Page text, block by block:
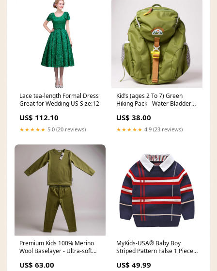
Lace tea-length Formal Dress
Great for Wedding US Size:12
US$ 112.10
★★★★★ 5.0 (20 reviews)
Kid’s (ages 2 To 7) Green
Hiking Pack - Water Bladder
Young Hikers WAYB
US$ 38.00
★★★★★ 4.9 (23 reviews)
Premium Kids 100% Merino
Wool Baselayer - Ultra-soft
Size:7-8y
US$ 63.00
MyKids-USA® Baby Boy
Striped Pattern False 1 Pieces
Shirt Neck Baby Girl
US$ 49.99